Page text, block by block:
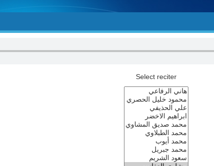
Select reciter